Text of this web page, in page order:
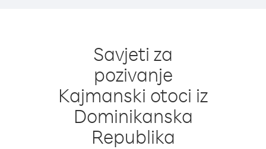
Savjeti za
pozivanje
Kajmanski otoci iz
Dominikanska
Republika